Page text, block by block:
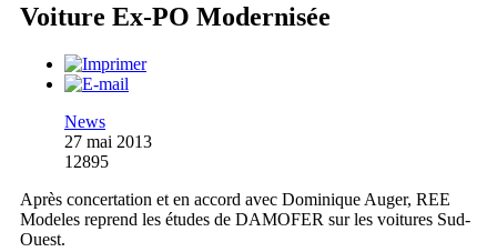
Voiture Ex-PO Modernisée
News
27 mai 2013
12895
Après concertation et en accord avec Dominique Auger, REE
Modeles reprend les études de DAMOFER sur les voitures Sud-
Ouest.